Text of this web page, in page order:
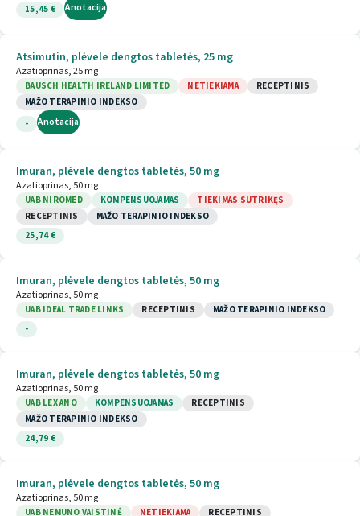
15,45 €
Anotacija
Atsimutin, plėvele dengtos tabletės, 25 mg
Azatioprinas, 25 mg
BAUSCH HEALTH IRELAND LIMITED NETIEKIAMA
RECEPTINIS
MAŽO TERAPINIO INDEKSO
-
Anotacija
Imuran, plėvele dengtos tabletės, 50 mg
Azatioprinas, 50 mg
UAB NIROMED KOMPENSUOJAMAS
TIEKIMAS SUTRIKĘS
RECEPTINIS
MAŽO TERAPINIO INDEKSO
25,74 €
Imuran, plėvele dengtos tabletės, 50 mg
Azatioprinas, 50 mg
UAB IDEAL TRADE LINKS RECEPTINIS
MAŽO TERAPINIO INDEKSO
-
Imuran, plėvele dengtos tabletės, 50 mg
Azatioprinas, 50 mg
UAB LEX ANO KOMPENSUOJAMAS
RECEPTINIS
MAŽO TERAPINIO INDEKSO
24,79 €
Imuran, plėvele dengtos tabletės, 50 mg
Azatioprinas, 50 mg
UAB NEMUNO VAISTINĖ NETIEKIAMA
RECEPTINIS